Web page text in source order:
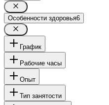
Особенности здоровья6
График
Рабочие часы
Опыт
Тип занятости